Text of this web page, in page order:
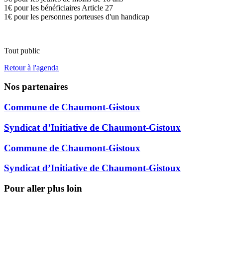
1€ pour les bénéficiaires Article 27
1€ pour les personnes porteuses d'un handicap
Tout public
Retour à l'agenda
Nos partenaires
Commune de Chaumont-Gistoux
Syndicat d’Initiative de Chaumont-Gistoux
Commune de Chaumont-Gistoux
Syndicat d’Initiative de Chaumont-Gistoux
Pour aller plus loin